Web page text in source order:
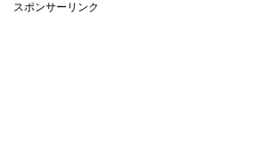
スポンサーリンク